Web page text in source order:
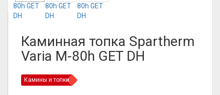
Каминная топка Spartherm
Varia M-80h GET DH
Камины и топки